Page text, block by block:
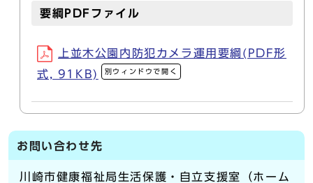
要綱PDFファイル
上並木公園内防犯カメラ運用要綱(PDF形
式, 91KB)
別ウィンドウで開く
お問い合わせ先
川崎市健康福祉局生活保護・自立支援室（ホーム